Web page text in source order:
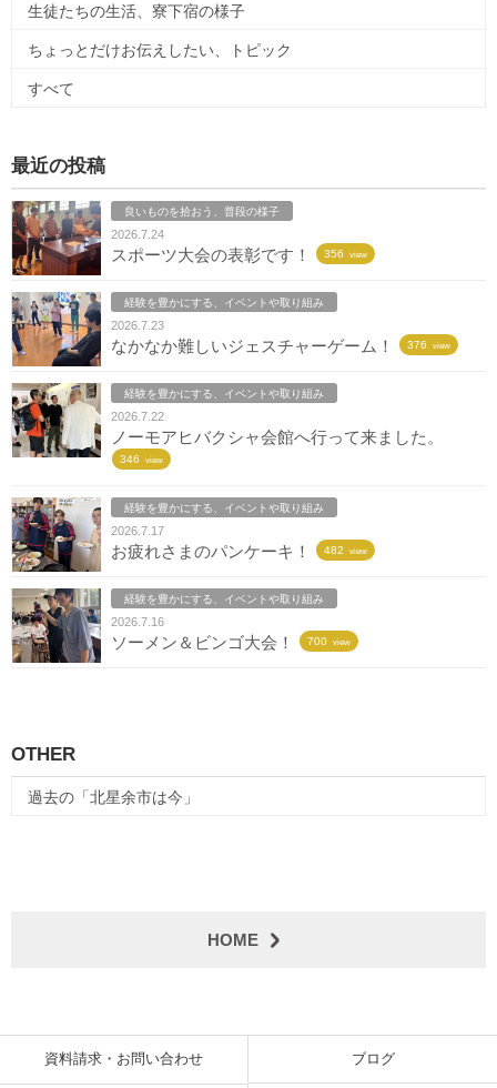
生徒たちの生活、寮下宿の様子
ちょっとだけお伝えしたい、トピック
すべて
最近の投稿
良いものを拾おう、普段の様子
2026.7.24
スポーツ大会の表彰です！ 356 view
経験を豊かにする、イベントや取り組み
2026.7.23
なかなか難しいジェスチャーゲーム！ 376 view
経験を豊かにする、イベントや取り組み
2026.7.22
ノーモアヒバクシャ会館へ行って来ました。
346 view
経験を豊かにする、イベントや取り組み
2026.7.17
お疲れさまのパンケーキ！ 482 view
経験を豊かにする、イベントや取り組み
2026.7.16
ソーメン＆ビンゴ大会！ 700 view
OTHER
過去の「北星余市は今」
HOME
資料請求・お問い合わせ ブログ